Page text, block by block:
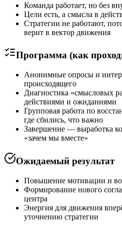
Команда работает, но без
Цели есть, а смысла в
Стратегии не работают,
верит в вектор движения
Программа (как
Анонимные опросы и
происходящего
Диагностика «смысловых
действиями и ожиданиями
Групповая работа по
где сбились, что важно
Завершение — выработка
«зачем мы вместе»
Ожидаемый результат
Повышение мотивации и
Формирование нового
центра
Энергия для движения
уточнению стратегии